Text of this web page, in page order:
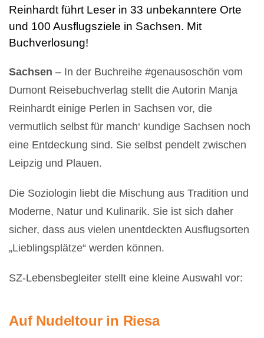
Reinhardt führt Leser in 33 unbekanntere Orte
und 100 Ausflugsziele in Sachsen. Mit
Buchverlosung!
Sachsen – In der Buchreihe #genausoschön vom
Dumont Reisebuchverlag stellt die Autorin Manja
Reinhardt einige Perlen in Sachsen vor, die
vermutlich selbst für manch‘ kundige Sachsen noch
eine Entdeckung sind. Sie selbst pendelt zwischen
Leipzig und Plauen.
Die Soziologin liebt die Mischung aus Tradition und
Moderne, Natur und Kulinarik. Sie ist sich daher
sicher, dass aus vielen unentdeckten Ausflugsorten
„Lieblingsplätze“ werden können.
SZ-Lebensbegleiter stellt eine kleine Auswahl vor:
Auf Nudeltour in Riesa